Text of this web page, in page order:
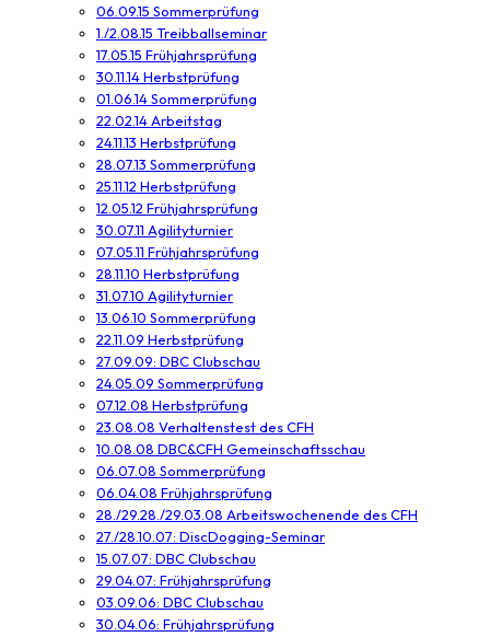
06.09.15 Sommerprüfung
1./2.08.15 Treibballseminar
17.05.15 Frühjahrsprüfung
30.11.14 Herbstprüfung
01.06.14 Sommerprüfung
22.02.14 Arbeitstag
24.11.13 Herbstprüfung
28.07.13 Sommerprüfung
25.11.12 Herbstprüfung
12.05.12 Frühjahrsprüfung
30.07.11 Agilityturnier
07.05.11 Frühjahrsprüfung
28.11.10 Herbstprüfung
31.07.10 Agilityturnier
13.06.10 Sommerprüfung
22.11.09 Herbstprüfung
27.09.09: DBC Clubschau
24.05.09 Sommerprüfung
07.12.08 Herbstprüfung
23.08.08 Verhaltenstest des CFH
10.08.08 DBC&CFH Gemeinschaftsschau
06.07.08 Sommerprüfung
06.04.08 Frühjahrsprüfung
28./29.28./29.03.08 Arbeitswochenende des CFH
27./28.10.07: DiscDogging-Seminar
15.07.07: DBC Clubschau
29.04.07: Frühjahrsprüfung
03.09.06: DBC Clubschau
30.04.06: Frühjahrsprüfung